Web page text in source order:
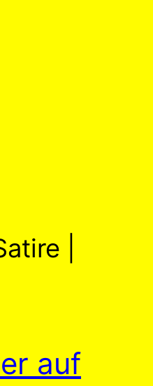
|
auf